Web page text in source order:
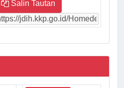
Salin Tautan